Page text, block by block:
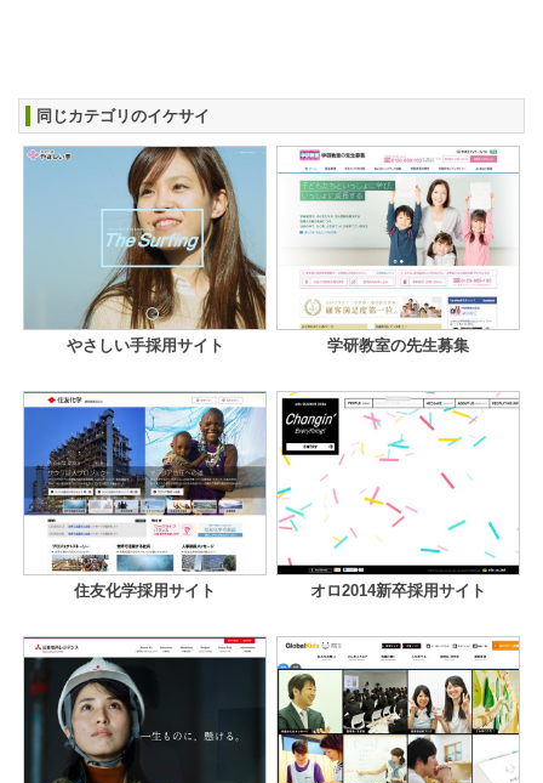
同じカテゴリのイケサイ
やさしい手採用サイト 学研教室の先生募集
住友化学採用サイト オロ2014新卒採用サイト